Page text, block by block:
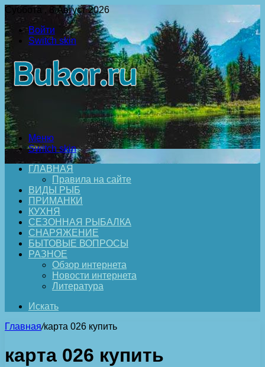
Суббота , 8 Август 2026
Войти
Switch skin
Меню
Switch skin
ГЛАВНАЯ
Правила на сайте
ВИДЫ РЫБ
ПРИМАНКИ
КУХНЯ
СЕЗОННАЯ РЫБАЛКА
СНАРЯЖЕНИЕ
БЫТОВЫЕ ВОПРОСЫ
РАЗНОЕ
Обзор интернета
Новости интернета
Литература
Искать
Главная/карта 026 купить
карта 026 купить